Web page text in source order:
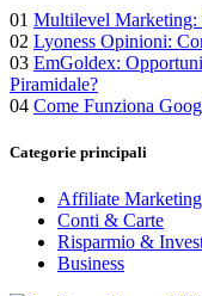
01 Multilevel Marketing:
02 Lyoness Opinioni:
03 EmGoldex:
Piramidale?
04 Come Funziona
Categorie principali
Affiliate Marketing
Conti & Carte
Risparmio &
Business